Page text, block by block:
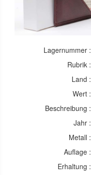
Lagernummer :
Rubrik :
Land :
Wert :
Beschreibung :
Jahr :
Metall :
Auflage :
Erhaltung :